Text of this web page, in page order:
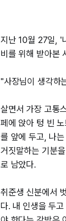
지난 10월 27일, '
비를 위해 받아본
"사장님이 생각하
살면서 가장 고통
페에 앉아 텅 빈
를 앞에 두고, 나
거짓말하는 기분
로 남았다.
취준생 신분에서
다. 내 인생을 두